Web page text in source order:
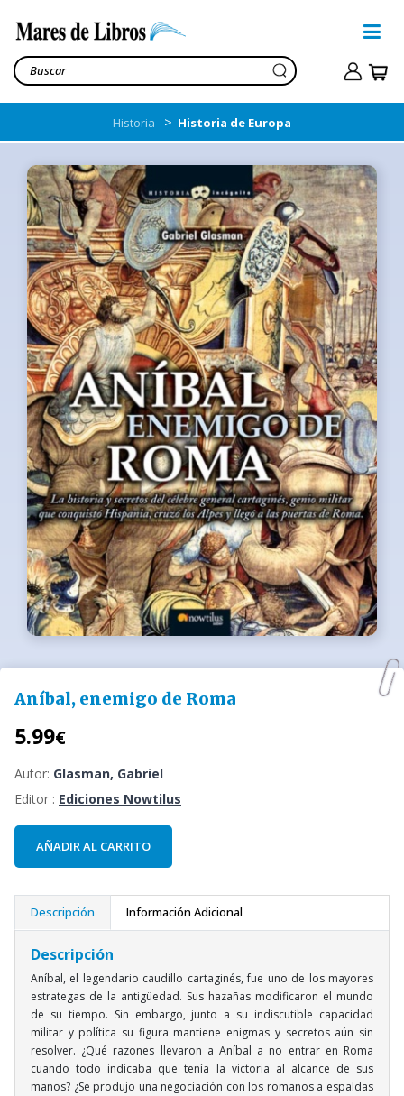
Historia > Historia de Europa
Aníbal, enemigo de Roma
5.99€
Autor: Glasman, Gabriel
Editor : Ediciones Nowtilus
AÑADIR AL CARRITO
Descripción Información Adicional
Descripción
Aníbal, el legendario caudillo cartaginés, fue uno de los mayores
estrategas de la antigüedad. Sus hazañas modificaron el mundo
de su tiempo. Sin embargo, junto a su indiscutible capacidad
militar y política su figura mantiene enigmas y secretos aún sin
resolver. ¿Qué razones llevaron a Aníbal a no entrar en Roma
cuando todo indicaba que tenía la victoria al alcance de sus
manos? ¿Se produjo una negociación con los romanos a espaldas